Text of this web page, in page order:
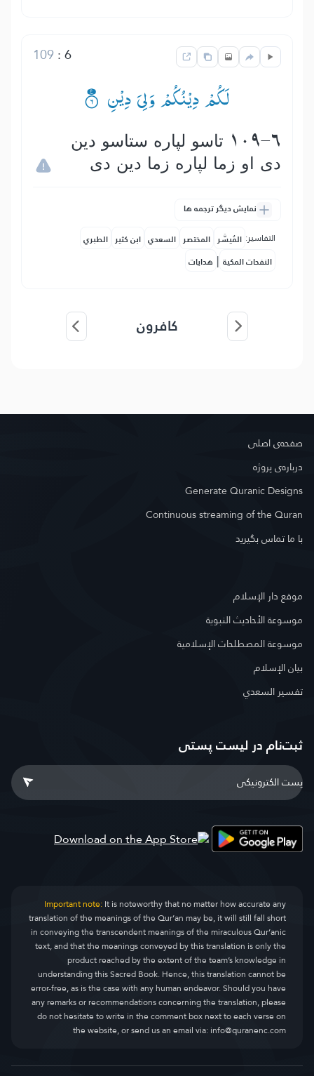
6
:
109
لَكُمْ دِیْنُكُمْ وَلِیَ دِیْنِ ۟۠
109-6 تاسو لپاره ستاسو دین
دى او زما لپاره زما دین دى
نمایش دیگر ترجمه ها
التفاسير: المُيسَّر المختصر السعدي ابن كثير الطبري
النفحات المكية | هدايات
کافرون
صفحه‌ى اصلى
درباره‌ى پروژه
Generate Quranic Designs
Continuous streaming of the Quran
با ما تماس بگیرید
موقع دار الإسلام
موسوعة الأحاديث النبوية
موسوعة المصطلحات الإسلامية
بيان الإسلام
تفسير السعدي
ثبت‌نام در ليست پستى
Important note:It is noteworthy that no matter how accurate any
translation of the meanings of the Qur’an may be, it will still fall short
in conveying the transcendent meanings of the miraculous Qur’anic
text, and that the meanings conveyed by this translation is only the
product reached by the extent of the team’s knowledge in
understanding this Sacred Book. Hence, this translation cannot be
error-free, as is the case with any human endeavor. Should you have
any remarks or recommendations concerning the translation, please
do not hesitate to write in the comment box next to each verse on
the website, or send us an email via:info@quranenc.com